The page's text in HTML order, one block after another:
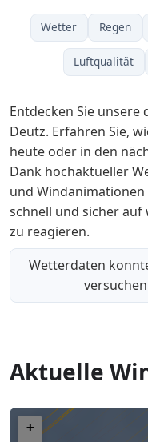
Wetter Regen
Luftqualität
Entdecken Sie
Deutz. Erfahren Sie,
heute oder in den
Dank hochaktueller
und
schnell und sicher
zu reagieren.
Wetterdaten
Aktuelle
+